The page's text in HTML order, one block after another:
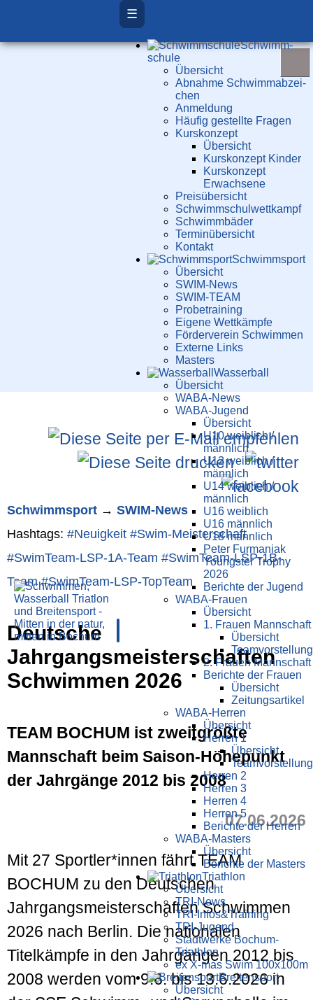
☰
Schwimm­
schule
Übersicht
Ab­nah­me Schwimm­ab­zei­
chen
Anmeldung
Häufig gestellte Fragen
Kurs­konzept
Übersicht
Kurskonzept Kinder
Kurskonzept
Erwachsene
Preis­über­sicht
Schwimm­schul­wett­kampf
Schwimm­bäder
Terminübersicht
Kontakt
Schwimm­sport
Übersicht
SWIM-News
SWIM-TEAM
Probe­training
Eigene Wettkämpfe
Förderverein Schwimmen
Externe Links
Masters
Wasser­ball
Übersicht
WABA-News
WABA-Jugend
Übersicht
U10 weiblich /
männlich
U12 weiblich /
männlich
U14 weiblich /
männlich
U16 weiblich
U16 männlich
U18 männlich
Peter Furmaniak
Youngster Trophy
2026
Berichte der Jugend
WABA-Frauen
Übersicht
1. Frauen Mannschaft
Übersicht
Teamvorstellung
2. Frauen Mannschaft
Berichte der Frauen
Übersicht
Zeitungsartikel
WABA-Herren
Übersicht
Herren 1
Übersicht
Teamvorstellung
Herren 2
Herren 3
Herren 4
Herren 5
Berichte der Herren
WABA-Masters
Übersicht
Berichte der Masters
Triathlon
Übersicht
TRI-News
TRI-Infos&Training
TRI-Jugend
Stadtwerke Bochum-
Triathlon
ex X-mas Swim 100x100m
Breiten­sport
Übersicht
Schwimm­sport → SWIM-News
Hashtags: #Neuigkeit #Swim-Meister­schaft
#SwimTeam-LSP-1A-Team #SwimTeam-LSP-1B-
Team #SwimTeam-LSP-TopTeam
Deutsche
Jahrgangsmeisterschaften
Schwimmen 2026
TEAM BOCHUM ist zweitgrößte
Mannschaft beim Saison-Höhepunkt
der Jahrgänge 2012 bis 2008
07.06.2026
Mit 27 Sportler*innen fährt TEAM
BOCHUM zu den Deutschen
Jahrgangsmeisterschaften Schwimmen
2026 nach Berlin. Die nationalen
Titelkämpfe in den Jahrgängen 2012 bis
2008 werden vom 9.6. bis 13.6.2026 in